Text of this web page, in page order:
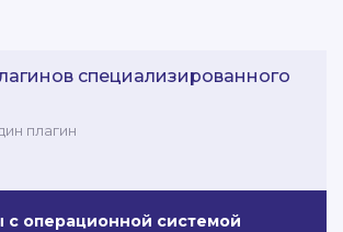
специализированного
плагин
с операционной системой